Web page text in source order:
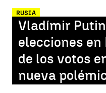
RUSIA
Vladímir
elecciones en
de los votos
nueva